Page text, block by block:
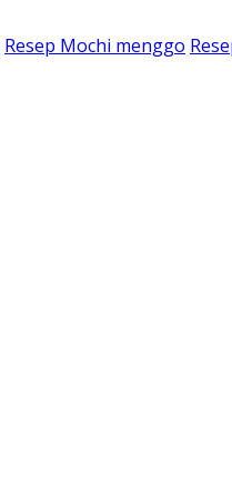
Resep Mochi menggo